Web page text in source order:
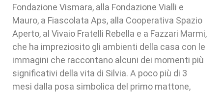
Fondazione Vismara, alla Fondazione Vialli e
Mauro, a Fiascolata Aps, alla Cooperativa Spazio
Aperto, al Vivaio Fratelli Rebella e a Fazzari Marmi,
che ha impreziosito gli ambienti della casa con le
immagini che raccontano alcuni dei momenti più
significativi della vita di Silvia. A poco più di 3
mesi dalla posa simbolica del primo mattone,